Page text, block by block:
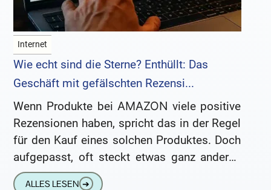
Internet
Wie echt sind die Sterne? Enthüllt: Das
Geschäft mit gefälschten Rezensi...
Wenn Produkte bei ΑΜΑΖΟΝ viele positive
Rezensionen haben, spricht das in der Regel
für den Kauf eines solchen Produktes. Doch
aufgepasst, oft steckt etwas ganz anderes
dahinter. Kundenbewertungen sind gut
ALLES LESEN ➔